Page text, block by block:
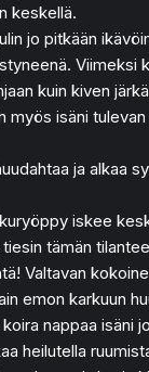
keskellä.
jo pitkään
Viimeksi
kuin kiven
myös isäni
ja alkaa
iskee
tämän
Valtavan
emon karkuun
nappaa isäni
heilutella